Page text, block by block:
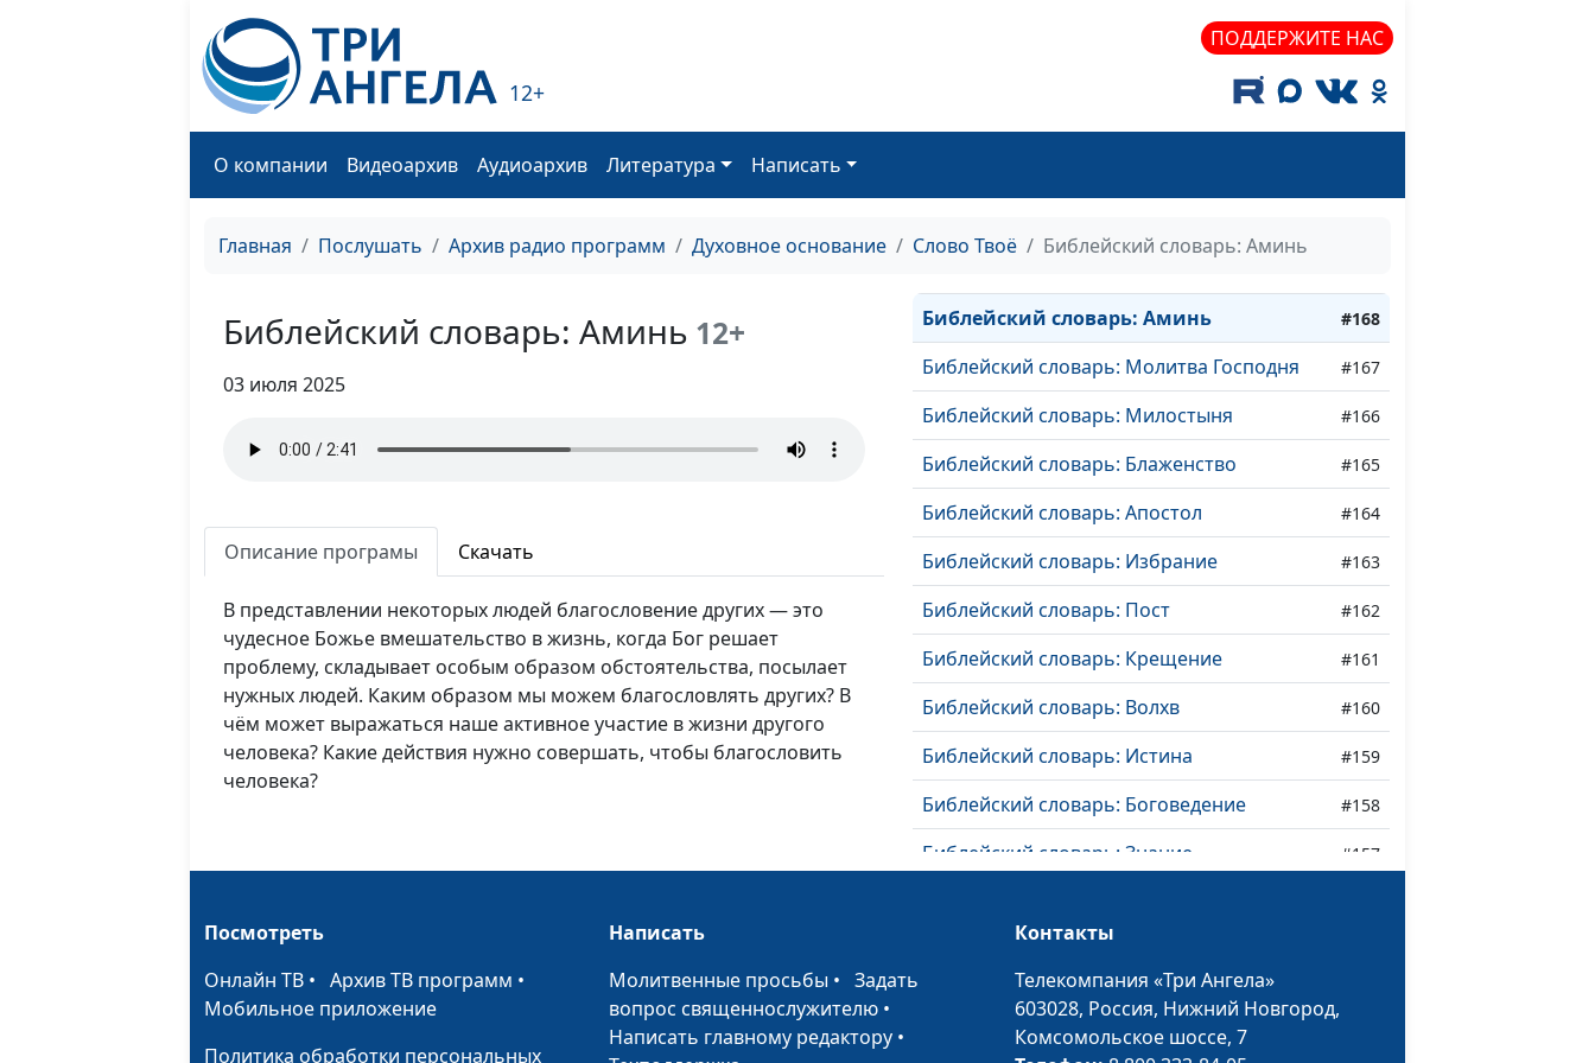
12+
ПОДДЕРЖИТЕ НАС
О компании Видеоархив Аудиоархив Литература Написать
Главная Послушать Архив радио программ Духовное основание Слово Твоё Библейский словарь: Аминь
Библейский словарь: Аминь 12+
03 июля 2025
Описание програмы Скачать
В представлении некоторых людей благословение других — это
чудесное Божье вмешательство в жизнь, когда Бог решает
проблему, складывает особым образом обстоятельства, посылает
нужных людей. Каким образом мы можем благословлять других? В
чём может выражаться наше активное участие в жизни другого
человека? Какие действия нужно совершать, чтобы благословить
человека?
#174
#173
Библейский словарь: Аминь #168
Библейский словарь: Молитва Господня #167
Библейский словарь: Милостыня #166
Библейский словарь: Блаженство #165
Библейский словарь: Апостол #164
Библейский словарь: Избрание #163
Библейский словарь: Пост #162
Библейский словарь: Крещение #161
Библейский словарь: Волхв #160
Библейский словарь: Истина #159
Библейский словарь: Боговедение #158
Библейский словарь: Знание #157
Библейский словарь: Благовествовать
Библейский словарь: Евангелие
Посмотреть
Онлайн ТВ • Архив ТВ программ •
Мобильное приложение
Политика обработки персональных
Написать
Молитвенные просьбы •Задать
вопрос священнослужителю •
Написать главному редактору •
Контакты
Телекомпания «Три Ангела»
603028, Россия, Нижний Новгород,
Комсомольское шоссе, 7